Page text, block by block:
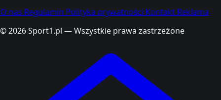
O nas Regulamin Polityka prywatności Kontakt Reklama
© 2026 Sport1.pl — Wszystkie prawa zastrzeżone